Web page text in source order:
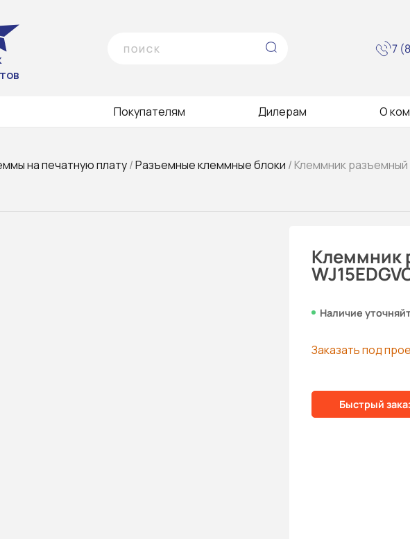
7
Покупателям Дилерам О
на печатную плату/Разъемные клеммные блоки / Клеммник разъемный
Клеммник
Наличие
Заказать под
Быстрый